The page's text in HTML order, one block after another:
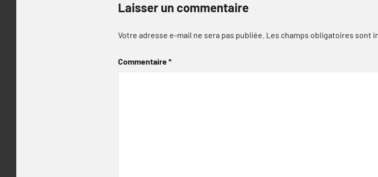
Laisser un commentaire
Votre adresse e-mail ne sera pas publiée. Les champs obligatoires sont
Commentaire*